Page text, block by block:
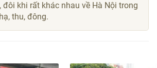
đôi khi rất khác nhau về Hà Nội trong
thu, đông.